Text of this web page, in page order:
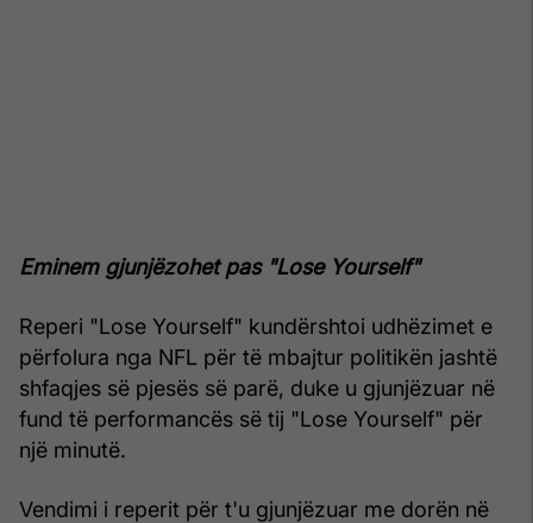
Eminem gjunjëzohet pas "Lose Yourself"
Reperi "Lose Yourself" kundërshtoi udhëzimet e
përfolura nga NFL për të mbajtur politikën jashtë
shfaqjes së pjesës së parë, duke u gjunjëzuar në
fund të performancës së tij "Lose Yourself" për
një minutë.
Vendimi i reperit për t'u gjunjëzuar me dorën në